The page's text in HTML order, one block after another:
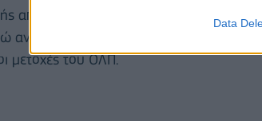
Data
από σήμερα διαπραγματεύονται χωρίς
μετοχή. Επίσης, χωρίς τι δικαίωμα
μετοχές του ΟΛΠ.